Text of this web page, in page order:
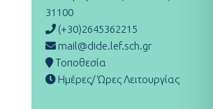
31100
(+30)2645362215
mail@dide.lef.sch.gr
Τοποθεσία
Ημέρες/ Ώρες Λειτουργίας